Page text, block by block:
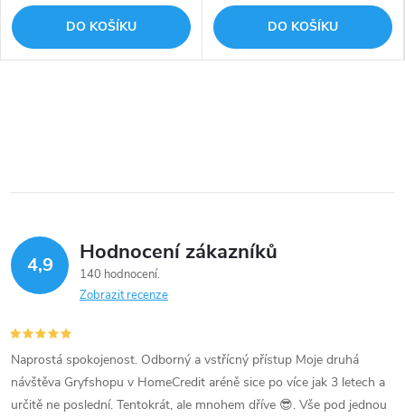
DO KOŠÍKU DO KOŠÍKU
4,9 Hodnocení zákazníků
140 hodnocení
Zobrazit recenze
Naprostá spokojenost. Odborný a vstřícný přístup Moje druhá
návštěva Gryfshopu v HomeCredit aréně sice po více jak 3 letech a
určitě ne poslední. Tentokrát, ale mnohem dříve 😎. Vše pod jednou